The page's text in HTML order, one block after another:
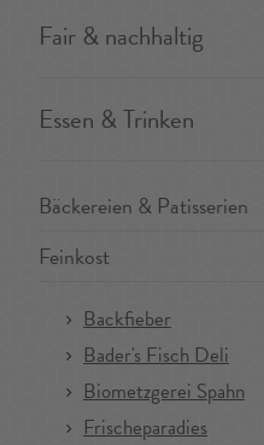
Fair & nachhaltig
Essen & Trinken
Bäckereien & Patisserien
Feinkost
Backfieber
Bader's Fisch Deli
Biometzgerei Spahn
Frischeparadies